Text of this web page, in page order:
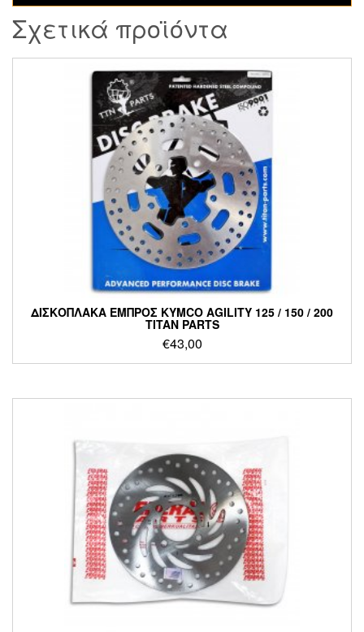
Σχετικά προϊόντα
ΔΙΣΚΟΠΛΑΚΑ ΕΜΠΡΟΣ KYMCO AGILITY 125 / 150 / 200
TITAN PARTS
€43,00